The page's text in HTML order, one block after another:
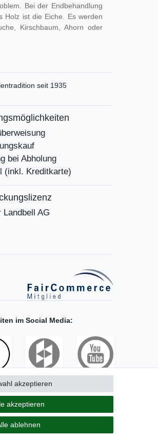
Bei der Endbehandlung
Holz ist die Eiche. Es werden
Kirschbaum, Ahorn oder
seit 1935
bei Abholung
(inkl. Kreditkarte)
Landbell AG
im Social Media:
akzeptieren
ablehnen
akzeptieren